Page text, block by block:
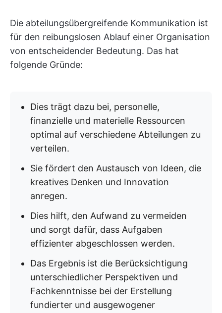
Die abteilungsübergreifende Kommunikation ist
für den reibungslosen Ablauf einer Organisation
von entscheidender Bedeutung. Das hat
folgende Gründe:
Dies trägt dazu bei, personelle,
finanzielle und materielle Ressourcen
optimal auf verschiedene Abteilungen zu
verteilen.
Sie fördert den Austausch von Ideen, die
kreatives Denken und Innovation
anregen.
Dies hilft, den Aufwand zu vermeiden
und sorgt dafür, dass Aufgaben
effizienter abgeschlossen werden.
Das Ergebnis ist die Berücksichtigung
unterschiedlicher Perspektiven und
Fachkenntnisse bei der Erstellung
fundierter und ausgewogener